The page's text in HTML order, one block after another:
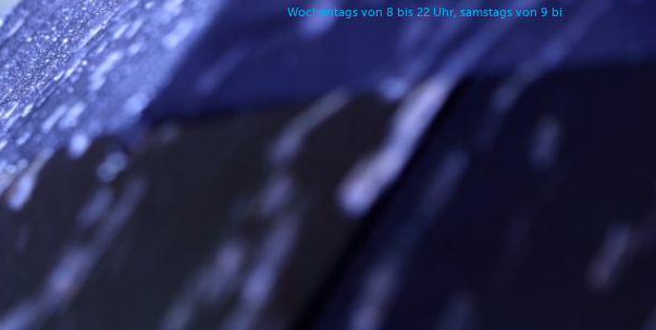
Wochentags von 8 bis 22 Uhr, samstags von 9 bi